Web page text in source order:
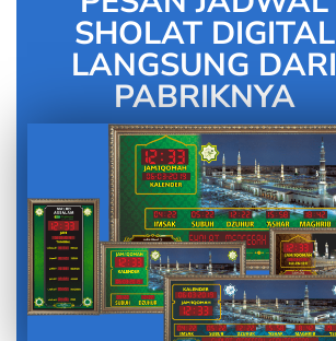
SHOLAT DIGITAL
LANGSUNG DARI
PABRIKNYA